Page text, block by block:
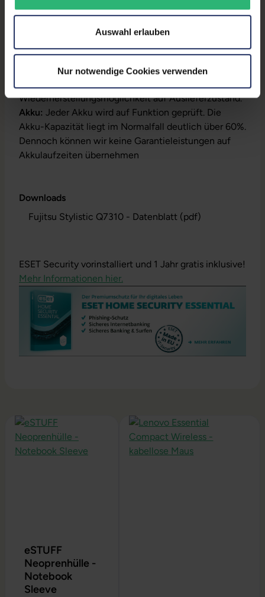
Auswahl erlauben
Nur notwendige Cookies verwenden
Tablet, Pen, Netzteil, Akku,
dem Gehäuse oder die Lizenz ist bereits digital
hinterlegt)
Wiederherstellungsmöglichkeit auf Auslieferzustand.
Akku: Jeder Akku wird auf Funktion geprüft. Die
Akku-Kapazität liegt im Normalfall deutlich über 60%.
Dennoch können wir keine Garantieleistungen auf
Akkulaufzeiten übernehmen
Downloads
Fujitsu Stylistic Q7310 - Datenblatt (pdf)
ESET Security vorinstalliert und 1 Jahr gratis inklusive!
Mehr Informationen hier.
Produktgalerie überspringen
eSTUFF
Neoprenhülle -
Notebook
Sleeve